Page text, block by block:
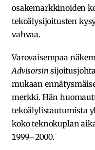
osakemarkkinoiden
tekoälysijoitusten
vahvaa.
Varovaisempaa
Advisorsin
mukaan
merkki. Hän
tekoälylistautumista
koko teknokuplan
1999–2000.